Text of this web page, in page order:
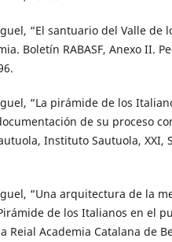
“El santuario del Valle de
Boletín RABASF, Anexo II.
“La pirámide de los
de su proceso
Instituto Sautuola, XXI,
“Una arquitectura de la
de los Italianos en el
Reial Academia Catalana de